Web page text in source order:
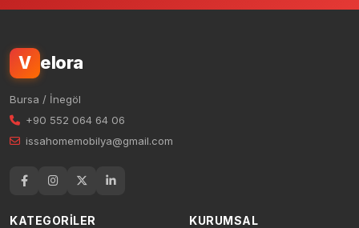
V elora
Bursa / İnegöl
+90 552 064 64 06
issahomemobilya@gmail.com
KATEGORILER KURUMSAL